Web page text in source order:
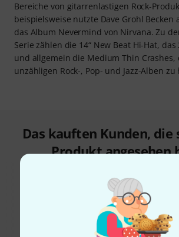
Bereiche von gitarrenlastigen Rock-
beispielsweise nutzte Dave Grohl Becken
das Album Nevermind von Nirvana. Zu
Serie zählen die 14“ New Beat Hi-Hat, das
und allgemein die Medium Thin Crashes,
unzähligen Rock-, Pop- und Jazz-Alben
Das kauften Kunden, die
Produkt angesehen